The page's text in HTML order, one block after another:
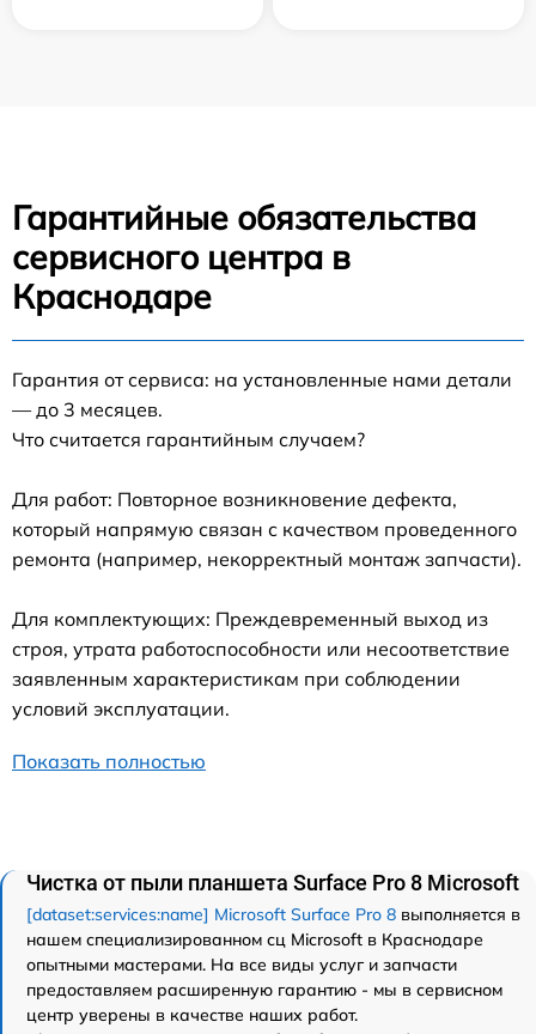
Гарантийные обязательства
сервисного центра в
Краснодаре
Гарантия от сервиса: на установленные нами детали
— до 3 месяцев.
Что считается гарантийным случаем?
Для работ: Повторное возникновение дефекта,
который напрямую связан с качеством проведенного
ремонта (например, некорректный монтаж запчасти).
Для комплектующих: Преждевременный выход из
строя, утрата работоспособности или несоответствие
заявленным характеристикам при соблюдении
условий эксплуатации.
Показать полностью
Чистка от пыли планшета Surface Pro 8 Microsoft
[dataset:services:name] Microsoft Surface Pro 8 выполняется в
нашем специализированном сц Microsoft в Краснодаре
опытными мастерами. На все виды услуг и запчасти
предоставляем расширенную гарантию - мы в сервисном
центр уверены в качестве наших работ.